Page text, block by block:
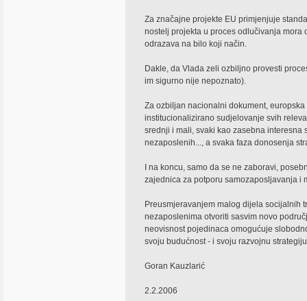
Za značajne projekte EU primjenjuje
nostelj projekta u proces odlučivanja
odrazava na bilo koji način.
Dakle, da Vlada zeli ozbiljno provesti
im sigurno nije nepoznato).
Za ozbiljan nacionalni dokument,
institucionalizirano sudjelovanje svih
srednji i mali, svaki kao zasebna
nezaposlenih..., a svaka faza donosenja
I na koncu, samo da se ne zaboravi,
zajednica za potporu samozaposljavanja i
Preusmjeravanjem malog dijela socijalnih
nezaposlenima otvoriti sasvim novo
neovisnost pojedinaca omogućuje
svoju budućnost - i svoju razvojnu
Goran Kauzlarić
2.2.2006